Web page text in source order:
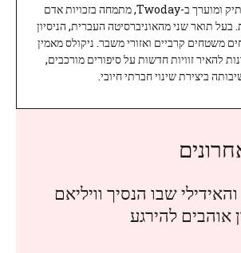
ניקולס, עיתונאי ותיק ומוערך ב-Twoday, מתמחה בזכויות אדם
בעל תואר שני מהאוניברסיטה העברית, הניסיון
משטחים קרביים ואזורי משבר. ניקולס מאמין
להאיר זוויות חדשות על סיפורים מורכבים,
ביצירת שינוי חברתי חיובי.
שבו הנסיך וויליאם
אוהבים להירגע